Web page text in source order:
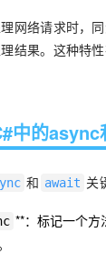
网络请求时，
结果。这种特
中的async
和 await 关
**：标记一个方